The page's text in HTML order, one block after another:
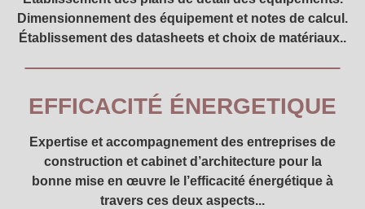
Dimensionnement des équipement et notes de calcul.
Établissement des datasheets et choix de matériaux..
EFFICACITÉ ÉNERGETIQUE
Expertise et accompagnement des entreprises de
construction et cabinet d’architecture pour la
bonne mise en œuvre le l’efficacité énergétique à
travers ces deux aspects...